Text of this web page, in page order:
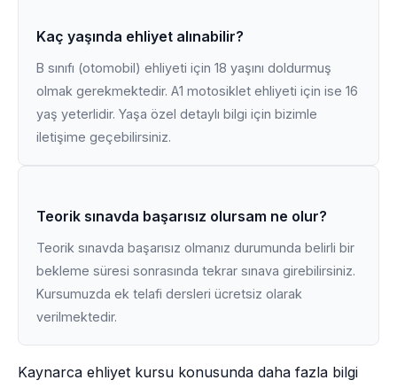
Kaç yaşında ehliyet alınabilir?
B sınıfı (otomobil) ehliyeti için 18 yaşını doldurmuş
olmak gerekmektedir. A1 motosiklet ehliyeti için ise 16
yaş yeterlidir. Yaşa özel detaylı bilgi için bizimle
iletişime geçebilirsiniz.
Teorik sınavda başarısız olursam ne olur?
Teorik sınavda başarısız olmanız durumunda belirli bir
bekleme süresi sonrasında tekrar sınava girebilirsiniz.
Kursumuzda ek telafi dersleri ücretsiz olarak
verilmektedir.
Kaynarca ehliyet kursu konusunda daha fazla bilgi